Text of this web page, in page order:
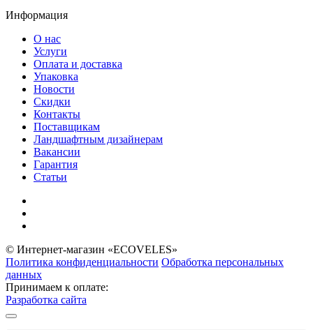
Информация
О нас
Услуги
Оплата и доставка
Упаковка
Новости
Скидки
Контакты
Поставщикам
Ландшафтным дизайнерам
Вакансии
Гарантия
Статьи
© Интернет-магазин «ECOVELES»
Политика конфиденциальности Обработка персональных
данных
Принимаем к оплате:
Разработка сайта